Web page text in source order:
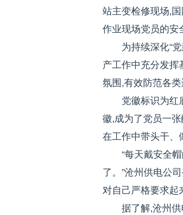
站主变检修现场,
作业现场党员的安
为持续深化“
产工作中充分发
氛围,有效防范各类
党徽标识为红
徽,成为了党员一
在工作中带头干、
“每天戴安全
了。”沧州供电公
对自己严格要求起
据了解,沧州